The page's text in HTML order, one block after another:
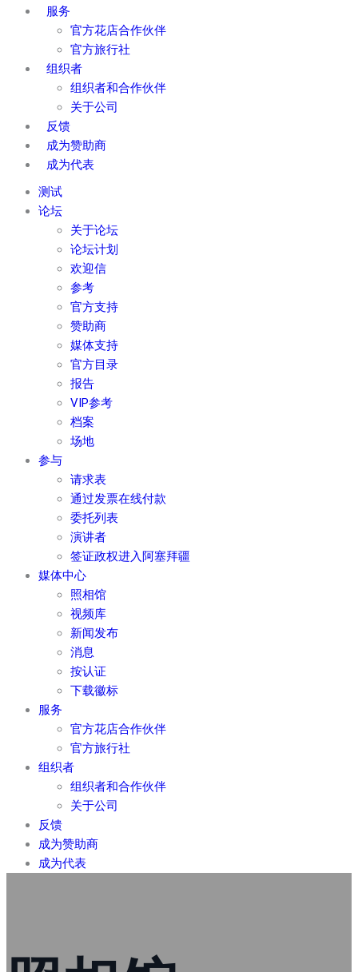
服务
官方花店合作伙伴
官方旅行社
组织者
组织者和合作伙伴
关于公司
反馈
成为赞助商
成为代表
测试
论坛
关于论坛
论坛计划
欢迎信
参考
官方支持
赞助商
媒体支持
官方目录
报告
VIP参考
档案
场地
参与
请求表
通过发票在线付款
委托列表
演讲者
签证政权进入阿塞拜疆
媒体中心
照相馆
视频库
新闻发布
消息
按认证
下载徽标
服务
官方花店合作伙伴
官方旅行社
组织者
组织者和合作伙伴
关于公司
反馈
成为赞助商
成为代表